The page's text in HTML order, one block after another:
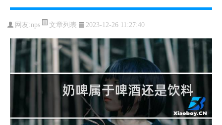
网友:nps 文章列表 2023-12-26 11:27:40